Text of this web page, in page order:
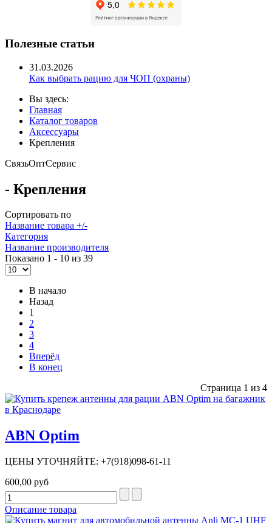
Полезные статьи
31.03.2026
Как выбрать рацию для ЧОП (охраны)
Вы здесь:
Главная
Каталог товаров
Аксессуары
Крепления
СвязьОптСервис
- Крепления
Сортировать по
Название товара +/-
Категория
Название производителя
Показано 1 - 10 из 39
В начало
Назад
1
2
3
4
Вперёд
В конец
Страница 1 из 4
ABN Optim
ЦЕНЫ УТОЧНЯЙТЕ: +7(918)098-61-11
600,00 руб
Описание товара